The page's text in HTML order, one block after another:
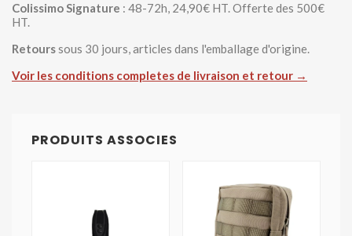
Colissimo Signature : 48-72h, 24,90€ HT. Offerte des 500€
HT.
Retourssous 30 jours, articles dans l'emballage d'origine.
Voir les conditions completes de livraison et retour →
PRODUITS ASSOCIES